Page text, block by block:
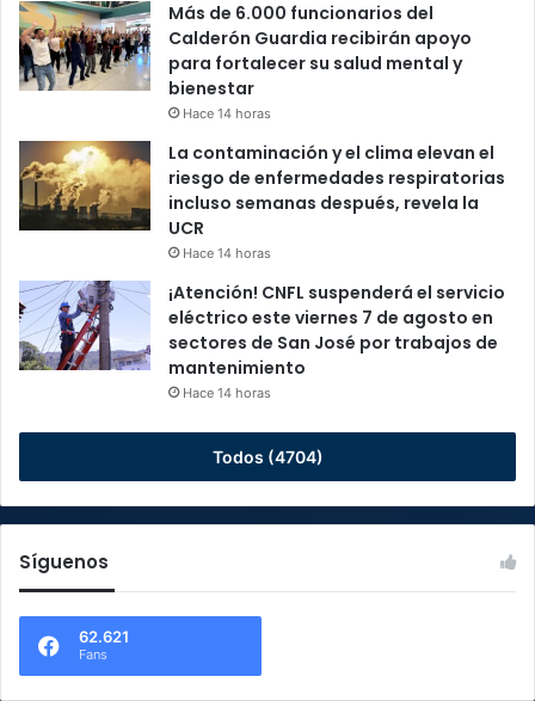
Más de 6.000 funcionarios del
Calderón Guardia recibirán apoyo
para fortalecer su salud mental y
bienestar
Hace 14 horas
La contaminación y el clima elevan el
riesgo de enfermedades respiratorias
incluso semanas después, revela la
UCR
Hace 14 horas
¡Atención! CNFL suspenderá el servicio
eléctrico este viernes 7 de agosto en
sectores de San José por trabajos de
mantenimiento
Hace 14 horas
Todos (4704)
Síguenos
62.621
Fans